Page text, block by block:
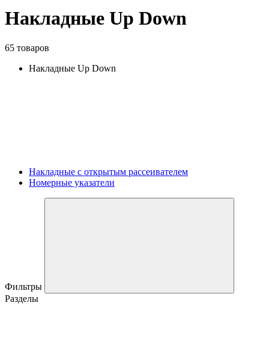
Накладные Up Down
65 товаров
Накладные Up Down
Накладные с открытым рассеивателем
Номерные указатели
Фильтры
Разделы